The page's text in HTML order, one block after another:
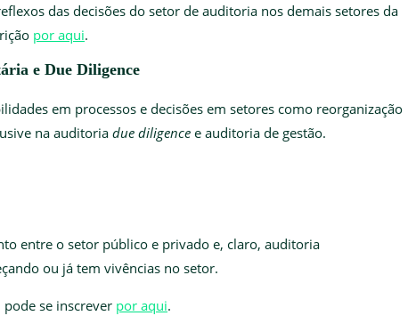
das decisões do setor de auditoria nos demais setores da
por aqui.
e Due Diligence
em processos e decisões em setores como reorganização
na auditoria due diligence e auditoria de gestão.
entre o setor público e privado e, claro, auditoria
ou já tem vivências no setor.
se inscrever por aqui.